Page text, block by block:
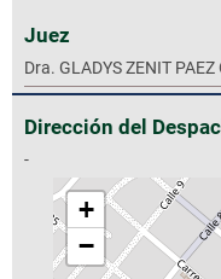
Juez
Dra. GLADYS ZENIT PAEZ
Dirección del
-
+
−